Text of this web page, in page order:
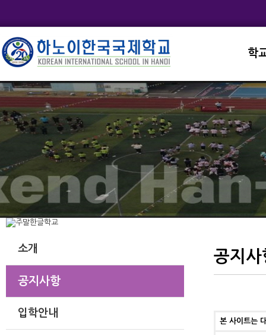
학
학
학
학
학
소개
공지사항
입학안내
공지사
본 사이트는